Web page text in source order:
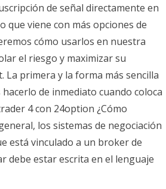
de señal directamente en
viene con más opciones de
cómo usarlos en nuestra
el riesgo y maximizar su
primera y la forma más sencilla
de inmediato cuando coloca
4 con 24option ¿Cómo
los sistemas de negociación
está vinculado a un broker de
debe estar escrita en el lenguaje